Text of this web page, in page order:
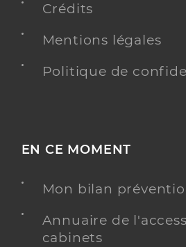
Crédits
Mentions légales
Politique de
EN CE MOMENT
Mon bilan
Annuaire de
cabinets